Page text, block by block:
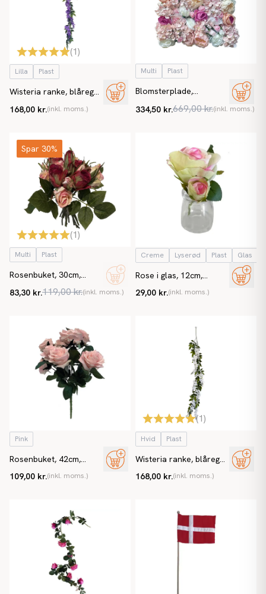
(1)
Lilla Plast
Wisteria ranke, blåregn,
168,00 kr.(inkl. moms.)
Multi Plast
Blomsterplade,
blomstervæg
334,50 kr.669,00 kr.(inkl. moms.)
Spar 30%
(1)
Multi Plast
Rosenbuket, 30cm,
kunstig blomst
83,30 kr.119,00 kr.(inkl. moms.)
Creme Lyserød Plast Glas
Rose i glas, 12cm,
blomst
29,00 kr.(inkl. moms.)
Pink
Rosenbuket, 42cm,
109,00 kr.(inkl. moms.)
(1)
Hvid Plast
Wisteria ranke, blåregn,
168,00 kr.(inkl. moms.)